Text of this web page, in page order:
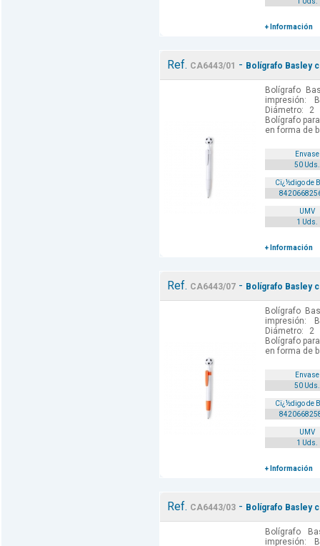
+ Información
Ref. CA6443/01 - Bolígrafo Basley
Bolígrafo
impresión:
Diámetro:
Bolígrafo
en forma de
Envase
50 Uds.
Cï¿½digo de
UMV
1 Uds.
+ Información
Ref. CA6443/07- Bolígrafo Basley
Bolígrafo
impresión:
Diámetro:
Bolígrafo
en forma de
Envase
50 Uds.
Cï¿½digo de
UMV
1 Uds.
+ Información
Ref. CA6443/03- Bolígrafo Basley
Bolígrafo
impresión: